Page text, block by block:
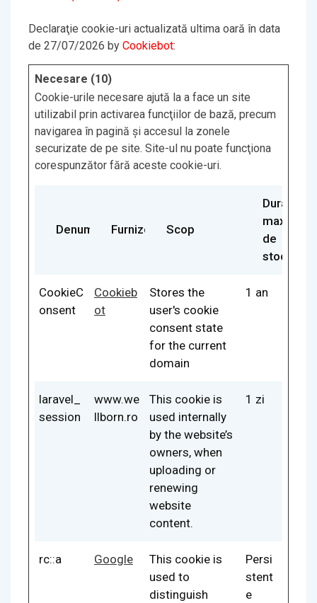
Declaraţie cookie-uri actualizată ultima oară în data
de 27/07/2026 by Cookiebot:
Necesare (10)
Cookie-urile necesare ajută la a face un site
utilizabil prin activarea funcţiilor de bază, precum
navigarea în pagină şi accesul la zonele
securizate de pe site. Site-ul nu poate funcţiona
corespunzător fără aceste cookie-uri.
Denumire Furnizor Scop
Durata
maximă
de
stocare
CookieC
onsent
Cookieb
ot
Stores the
user's cookie
consent state
for the current
domain
1 an
laravel_
session
www.we
llborn.ro
This cookie is
used internally
by the website’s
owners, when
uploading or
renewing
website
content.
1 zi
rc::a Google
This cookie is
used to
distinguish
Persi
stent
e